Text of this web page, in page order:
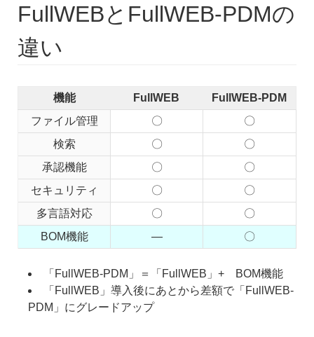
FullWEBとFullWEB-PDMの
違い
機能 FullWEB
FullWEB-PDM
ファイル管理
〇
〇
検索
〇
〇
承認機能
〇
〇
セキュリティ
〇
〇
多言語対応
〇
〇
BOM機能
― 〇
「FullWEB-PDM」＝「FullWEB」+ BOM機能
「FullWEB」導入後にあとから差額で「FullWEB-
PDM」にグレードアップ